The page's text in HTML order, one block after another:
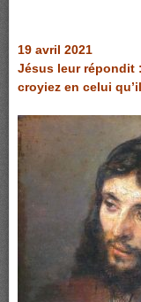
19 avril 2021
Jésus leur répondit
croyiez en celui